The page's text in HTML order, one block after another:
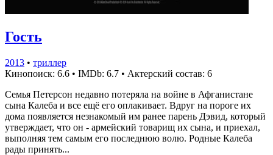
Гость
2013 • триллер
Кинопоиск: 6.6 • IMDb: 6.7 • Актерский состав: 6
Семья Петерсон недавно потеряла на войне в Афганистане
сына Калеба и все ещё его оплакивает. Вдруг на пороге их
дома появляется незнакомый им ранее парень Дэвид, который
утверждает, что он - армейский товарищ их сына, и приехал,
выполняя тем самым его последнюю волю. Родные Калеба
рады принять...